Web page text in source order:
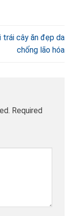
trái cây ăn đẹp da
chống lão hóa
Required